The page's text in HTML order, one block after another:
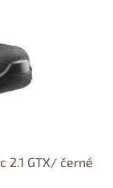
2.1 GTX/ černé